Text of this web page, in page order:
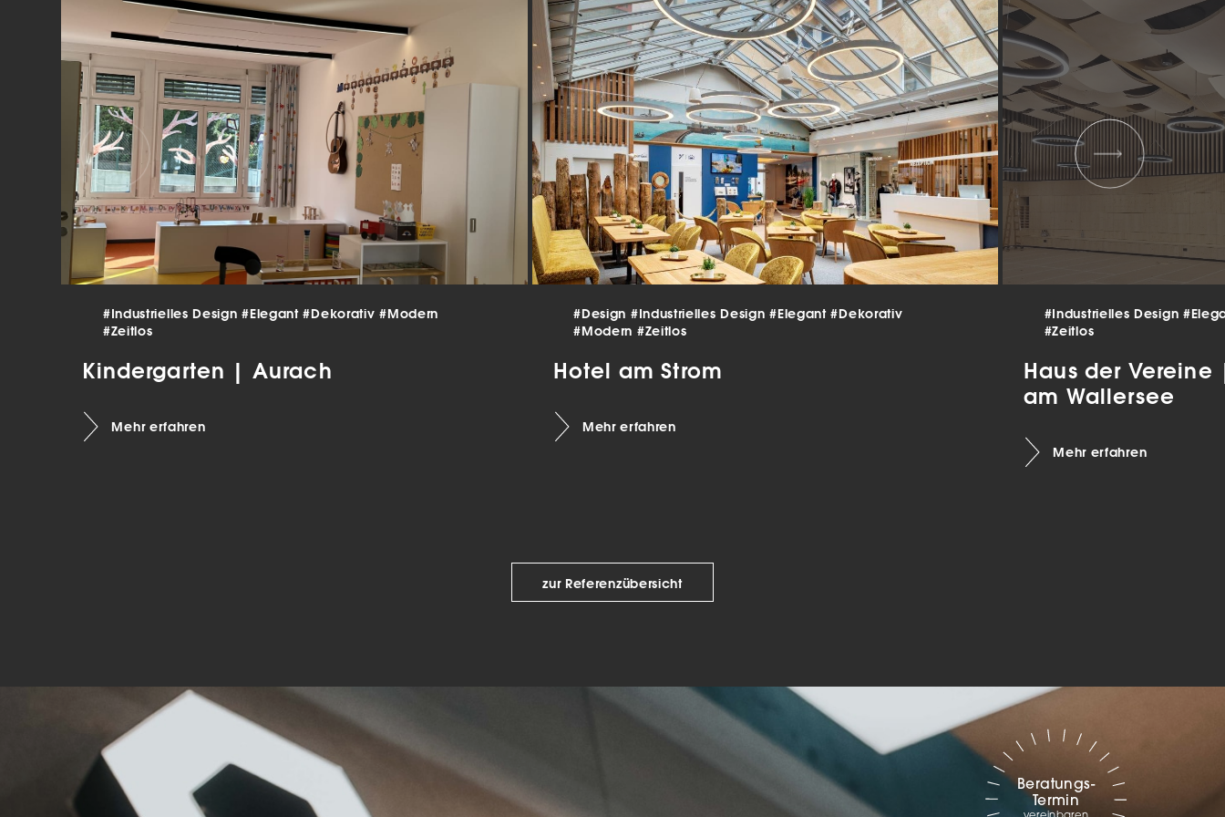
#Industrielles Design#Elegant#Dekorativ#Modern
#Zeitlos
Kindergarten | Aurach
Mehr erfahren
#Design #Industrielles Design#Elegant#Dekorativ
#Modern #Zeitlos
Hotel am Strom
Mehr erfahren
#Industrielles Design
#Zeitlos
Haus der
am Wallersee
Mehr erfahren
zur Referenzübersicht
Beratungs-
Termin
verarbeitet werden (z. B. IP-Adressen), z. B. für personalisierte Anzeigen und
Inhalte oder Anzeigen- und Inhaltsmessung. Weitere Informationen über
die Verwendung Ihrer Daten finden Sie in unsererDatenschutzerklärung.
Hier finden Sie eine Übersicht über alle verwendeten Cookies. Sie können
Ihre Einwilligung zu ganzen Kategorien geben oder sich weitere
Informationen anzeigen lassen und so nur bestimmte Cookies auswählen.
Alle akzeptieren
Einstellungen speichern
Zurück
Datenschutzeinstellungen
Essenziell (2)
Essenzielle Cookies ermöglichen grundlegende Funktionen und sind für die
einwandfreie Funktion der Website erforderlich.
Statistiken
verstehen, wie unsere Besucher unsere Website nutzen.